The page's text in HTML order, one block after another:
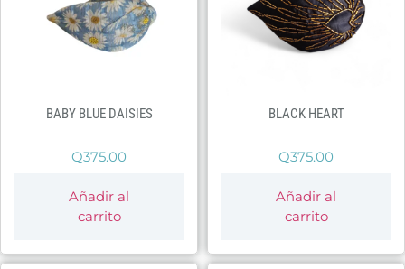
BABY BLUE DAISIES
Q375.00
Añadir al
carrito
BLACK HEART
Q375.00
Añadir al
carrito